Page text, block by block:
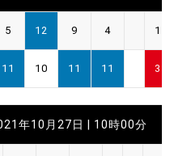
5 12 9 4 1
11 10 11 11 3
年10月27日 | 10時00分